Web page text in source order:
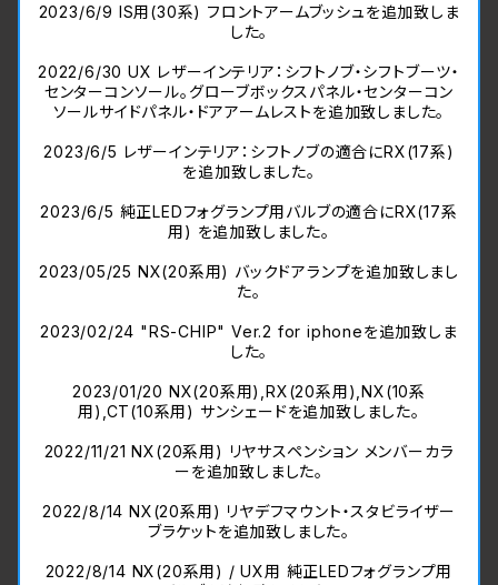
2023/6/9 IS用(30系) フロントアームブッシュを追加致しま
した。
2022/6/30 UX レザーインテリア：シフトノブ・シフトブーツ・
センターコンソール。グローブボックスパネル・センターコン
ソールサイドパネル・ドアアームレストを追加致しました。
2023/6/5 レザーインテリア：シフトノブの適合にRX(17系)
を追加致しました。
2023/6/5 純正LEDフォグランプ用バルブの適合にRX(17系
用) を追加致しました。
2023/05/25 NX(20系用) バックドアランプを追加致しまし
た。
2023/02/24 "RS-CHIP" Ver.2 for iphoneを追加致しま
した。
2023/01/20 NX(20系用),RX(20系用),NX(10系
用),CT(10系用) サンシェードを追加致しました。
2022/11/21 NX(20系用) リヤサスペンション メンバーカラ
ーを追加致しました。
2022/8/14 NX(20系用) リヤデフマウント・スタビライザー
ブラケットを追加致しました。
2022/8/14 NX(20系用) / UX用 純正LEDフォグランプ用